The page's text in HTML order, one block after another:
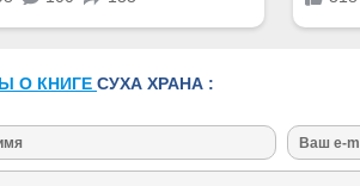
О КНИГЕ СУХА ХРАНА :